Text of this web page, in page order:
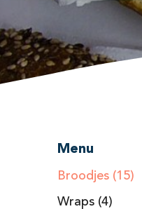
Menu
Broodjes (15)
Wraps (4)